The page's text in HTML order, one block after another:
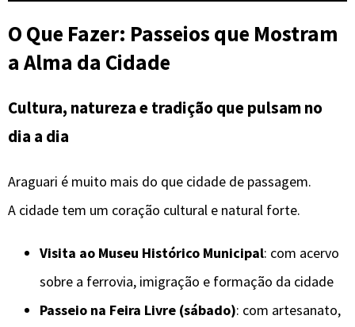
O Que Fazer: Passeios que Mostram
a Alma da Cidade
Cultura, natureza e tradição que pulsam no
dia a dia
Araguari é muito mais do que cidade de passagem.
A cidade tem um coração cultural e natural forte.
Visita ao Museu Histórico Municipal: com acervo
sobre a ferrovia, imigração e formação da cidade
Passeio na Feira Livre (sábado): com artesanato,